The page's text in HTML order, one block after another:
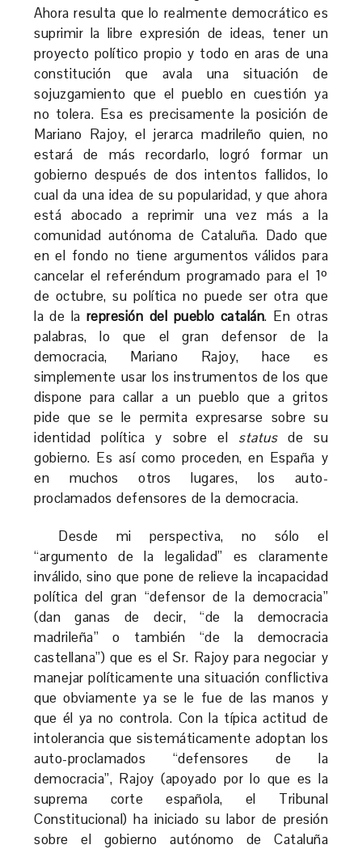
Ahora resulta que lo realmente democrático es
suprimir la libre expresión de ideas, tener un
proyecto político propio y todo en aras de una
constitución que avala una situación de
sojuzgamiento que el pueblo en cuestión ya
no tolera. Esa es precisamente la posición de
Mariano Rajoy, el jerarca madrileño quien, no
estará de más recordarlo, logró formar un
gobierno después de dos intentos fallidos, lo
cual da una idea de su popularidad, y que ahora
está abocado a reprimir una vez más a la
comunidad autónoma de Cataluña. Dado que
en el fondo no tiene argumentos válidos para
cancelar el referéndum programado para el 1º
de octubre, su política no puede ser otra que
la de la represión del pueblo catalán. En otras
palabras, lo que el gran defensor de la
democracia, Mariano Rajoy, hace es
simplemente usar los instrumentos de los que
dispone para callar a un pueblo que a gritos
pide que se le permita expresarse sobre su
identidad política y sobre el statusde su
gobierno. Es así como proceden, en España y
en muchos otros lugares, los auto-
proclamados defensores de la democracia.
Desde mi perspectiva, no sólo el
“argumento de la legalidad” es claramente
inválido, sino que pone de relieve la incapacidad
política del gran “defensor de la democracia”
(dan ganas de decir, “de la democracia
madrileña” o también “de la democracia
castellana”) que es el Sr. Rajoy para negociar y
manejar políticamente una situación conflictiva
que obviamente ya se le fue de las manos y
que él ya no controla. Con la típica actitud de
intolerancia que sistemáticamente adoptan los
auto-proclamados “defensores de la
democracia”, Rajoy (apoyado por lo que es la
suprema corte española, el Tribunal
Constitucional) ha iniciado su labor de presión
sobre el gobierno autónomo de Cataluña